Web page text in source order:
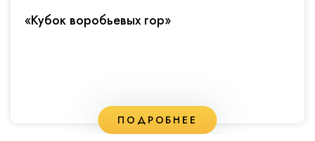
«Кубок воробьевых гор»
ПОДРОБНЕЕ